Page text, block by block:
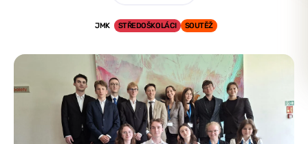
JMK STŘEDOŠKOLÁCI SOUTĚŽ